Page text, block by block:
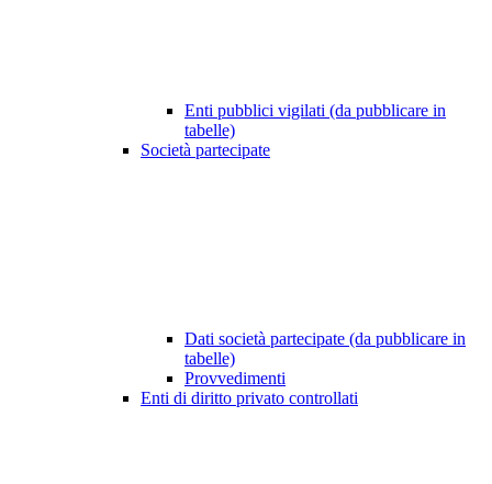
Enti pubblici vigilati (da pubblicare in
tabelle)
Società partecipate
Dati società partecipate (da pubblicare in
tabelle)
Provvedimenti
Enti di diritto privato controllati